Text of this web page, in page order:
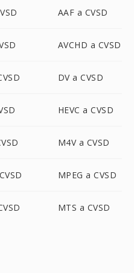
AAF a CVSD
AVCHD a CVSD
DV a CVSD
HEVC a CVSD
M4V a CVSD
MPEG a CVSD
MTS a CVSD